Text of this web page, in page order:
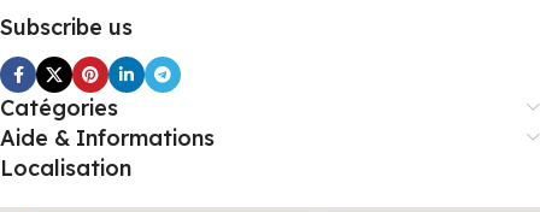
Subscribe us
Catégories
Aide & Informations
Localisation